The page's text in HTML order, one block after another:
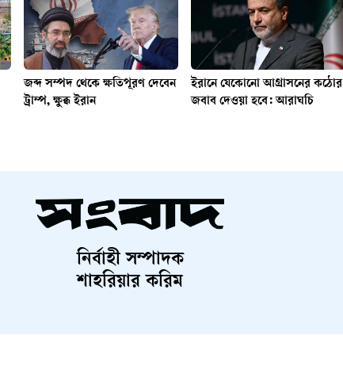
জব্দ সম্পদ থেকে ক্ষতিপূরণ দেবেন
ট্রাম্প, ক্ষুব্ধ ইরান
ইরানে যেকোনো আগ্রাসনের কঠোর
জবাব দেওয়া হবে: আরাঘচি
নির্বাহী সম্পাদক
শাহরিয়ার করিম